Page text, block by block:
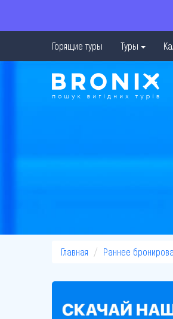
Горящие туры Туры
Главная Раннее